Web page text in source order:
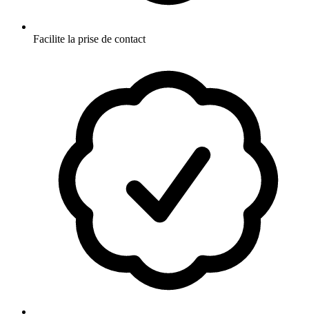
Facilite la prise de contact